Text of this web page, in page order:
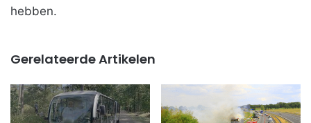
hebben.
Gerelateerde Artikelen